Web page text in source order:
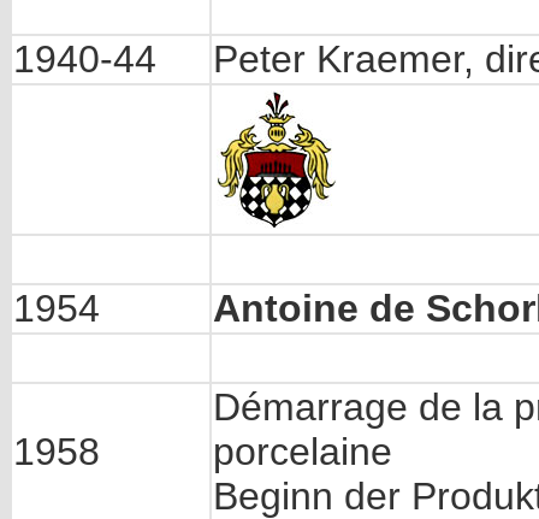
1940-44 Peter Kraemer,
1954 Antoine de
1958
Démarrage de la
porcelaine
Beginn der